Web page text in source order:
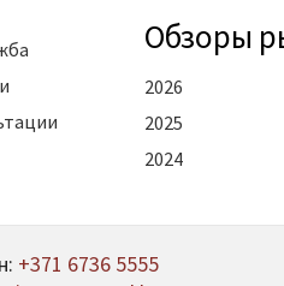
Oбзоры
2026
2025
2024
+371 6736 5555